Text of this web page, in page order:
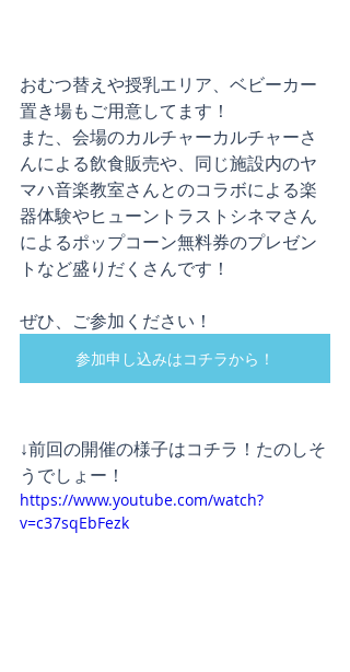
おむつ替えや授乳エリア、ベビーカー
置き場もご用意してます！
また、会場のカルチャーカルチャーさ
んによる飲食販売や、同じ施設内のヤ
マハ音楽教室さんとのコラボによる楽
器体験やヒューントラストシネマさん
によるポップコーン無料券のプレゼン
トなど盛りだくさんです！
ぜひ、ご参加ください！
参加申し込みはコチラから！
↓前回の開催の様子はコチラ！たのしそ
うでしょー！
https://www.youtube.com/watch?
v=c37sqEbFezk